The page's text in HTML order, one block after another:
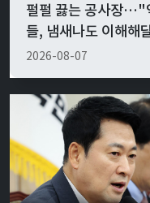
펄펄 끓는 공사장…"
들, 냄새나도 이해해
2026-08-07